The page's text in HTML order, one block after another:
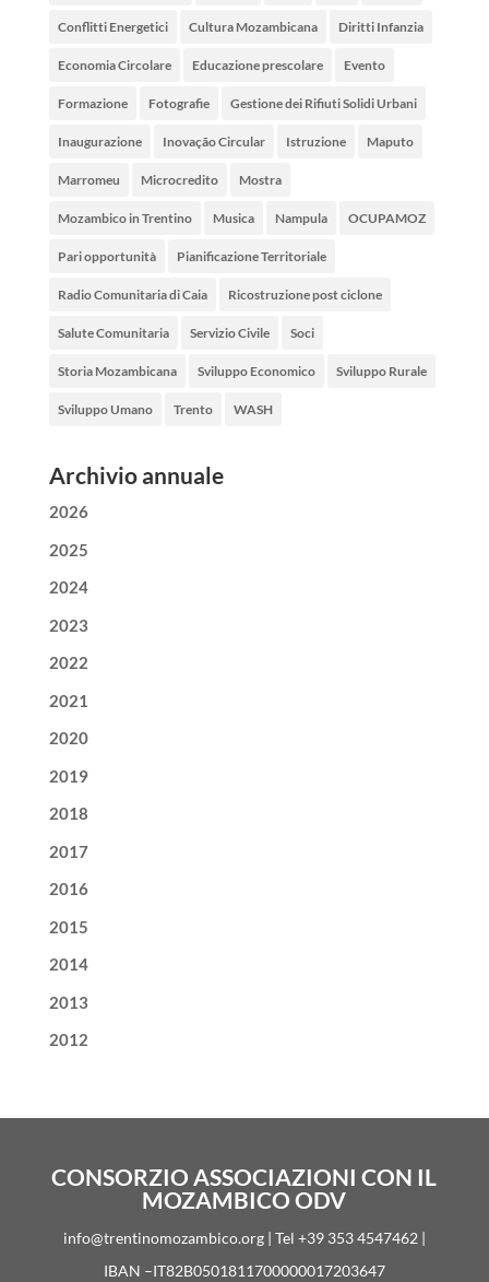
Conflitti Energetici Cultura Mozambicana Diritti Infanzia
Economia Circolare Educazione prescolare Evento
Formazione Fotografie Gestione dei Rifiuti Solidi Urbani
Inaugurazione Inovação Circular Istruzione Maputo
Marromeu Microcredito Mostra
Mozambico in Trentino Musica Nampula OCUPAMOZ
Pari opportunità Pianificazione Territoriale
Radio Comunitaria di Caia Ricostruzione post ciclone
Salute Comunitaria Servizio Civile Soci
Storia Mozambicana Sviluppo Economico Sviluppo Rurale
Sviluppo Umano Trento WASH
Archivio annuale
2026
2025
2024
2023
2022
2021
2020
2019
2018
2017
2016
2015
2014
2013
2012
CONSORZIO ASSOCIAZIONI CON IL
MOZAMBICO ODV
info@trentinomozambico.org | Tel +39 353 4547462 |
IBAN –IT82B0501811700000017203647